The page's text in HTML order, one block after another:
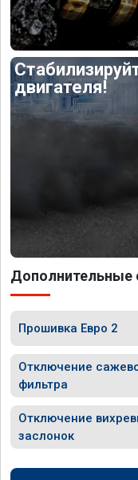
двигателя!
Дополнительные
Прошивка Евро 2
Отключение
фильтра
Отключение
заслонок